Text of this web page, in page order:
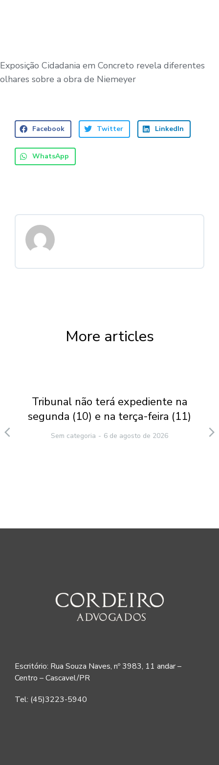
Exposição Cidadania em Concreto revela diferentes
olhares sobre a obra de Niemeyer
Facebook Twitter LinkedIn
WhatsApp
More articles
Tribunal não terá expediente na
segunda (10) e na terça-feira (11)
Sem categoria 6 de agosto de 2026
Escritório: Rua Souza Naves, nº 3983, 11 andar –
Centro – Cascavel/PR
Tel: (45)3223-5940